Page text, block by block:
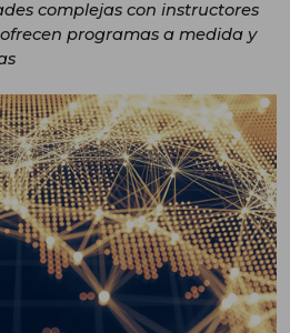
complejas con instructores
programas a medida y